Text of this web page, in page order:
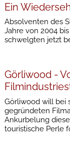
Ein
Absolventen des
Jahre von 2004
schwelgten jetzt
Görliwood -
Görliwood will bei
gegründeten
Ankurbelung
touristische Perle